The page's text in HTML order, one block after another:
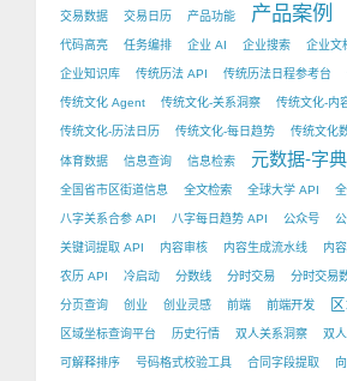
交易数据 交易日历 产品功能 产品案例
代码高亮 任务编排 企业 AI 企业搜索 企业文
企业知识库 传统历法 API 传统历法日程参考台
传统文化 Agent 传统文化-关系洞察 传统文化-内
传统文化-历法日历 传统文化-每日趋势 传统文化
体育数据 信息查询 信息检索 元数据-字典
全国省市区街道信息 全文检索 全球大学 API
八字关系合参 API 八字每日趋势 API 公众号
关键词提取 API 内容审核 内容生成流水线 内
农历 API 冷启动 分数线 分时交易 分时交易
分页查询 创业 创业灵感 前端 前端开发
区域坐标查询平台 历史行情 双人关系洞察 双
可解释排序 号码格式校验工具 合同字段提取